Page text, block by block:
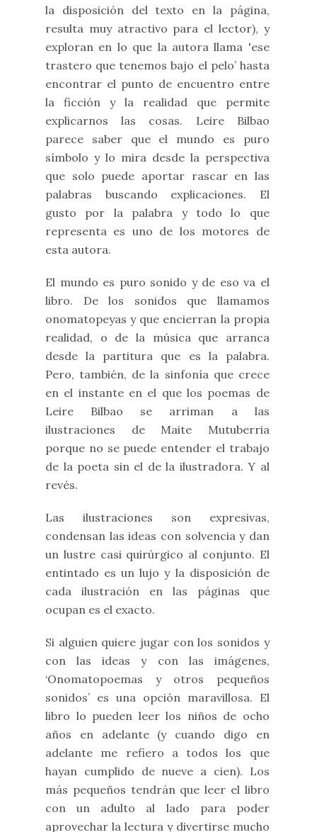
la disposición del texto en la página,
resulta muy atractivo para el lector), y
exploran en lo que la autora llama 'ese
trastero que tenemos bajo el pelo’ hasta
encontrar el punto de encuentro entre
la ficción y la realidad que permite
explicarnos las cosas. Leire Bilbao
parece saber que el mundo es puro
símbolo y lo mira desde la perspectiva
que solo puede aportar rascar en las
palabras buscando explicaciones. El
gusto por la palabra y todo lo que
representa es uno de los motores de
esta autora.
El mundo es puro sonido y de eso va el
libro. De los sonidos que llamamos
onomatopeyas y que encierran la propia
realidad, o de la música que arranca
desde la partitura que es la palabra.
Pero, también, de la sinfonía que crece
en el instante en el que los poemas de
Leire Bilbao se arriman a las
ilustraciones de Maite Mutuberria
porque no se puede entender el trabajo
de la poeta sin el de la ilustradora. Y al
revés.
Las ilustraciones son expresivas,
condensan las ideas con solvencia y dan
un lustre casi quirúrgico al conjunto. El
entintado es un lujo y la disposición de
cada ilustración en las páginas que
ocupan es el exacto.
Si alguien quiere jugar con los sonidos y
con las ideas y con las imágenes,
‘Onomatopoemas y otros pequeños
sonidos’ es una opción maravillosa. El
libro lo pueden leer los niños de ocho
años en adelante (y cuando digo en
adelante me refiero a todos los que
hayan cumplido de nueve a cien). Los
más pequeños tendrán que leer el libro
con un adulto al lado para poder
aprovechar la lectura y divertirse mucho